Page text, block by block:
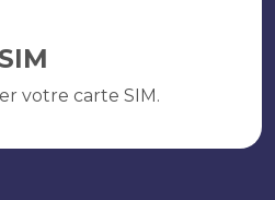
votre carte SIM.